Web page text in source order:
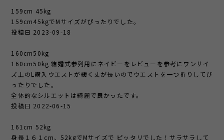
159cm 45kg
159cm45kgでMサイズがぴったりでした。
投稿日 2023-09-18
160cm50kg
160cm50kg 結婚式参列用にネイビーをレビューを参考にワンサイ
ズ上のL購入ウエストが緩く丈が長いのでウエストを一つ折りしてぴ
ったりでした。
全体的なシルエットは綺麗で良かったです。
投稿日 2022-06-15
161cm 52kg
身長１６１cm、52kgでMサイズで ピッタリでした！サラサラして